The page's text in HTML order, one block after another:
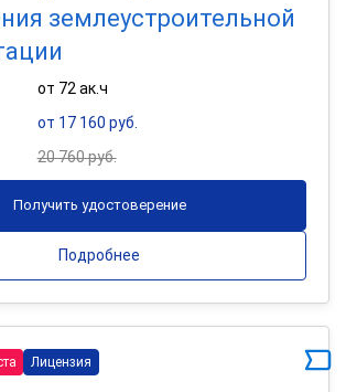
землеустроительной
от 72 ак.ч
от 17 160 руб.
20 760 руб.
Получить удостоверение
Подробнее
Лицензия